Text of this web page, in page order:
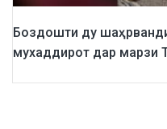
Боздошти ду
мухаддирот дар марзи